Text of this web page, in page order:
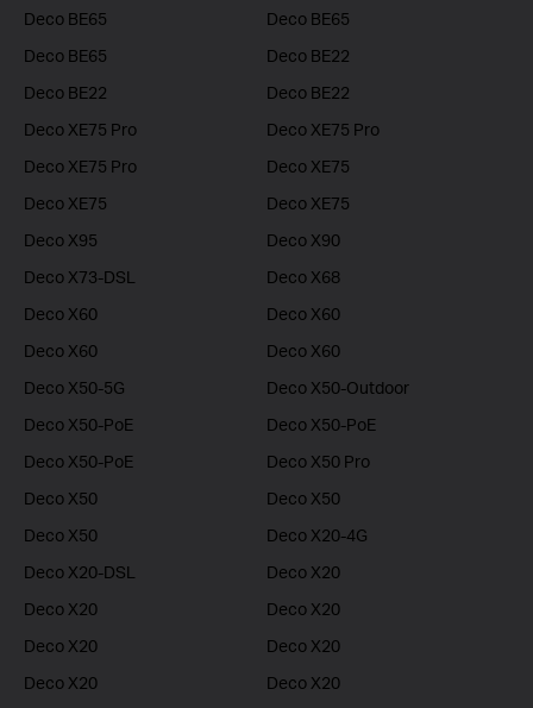
Deco BE65
Deco BE65
Deco BE65
Deco BE22
Deco BE22
Deco BE22
Deco XE75 Pro
Deco XE75 Pro
Deco XE75 Pro
Deco XE75
Deco XE75
Deco XE75
Deco X95
Deco X90
Deco X73-DSL
Deco X68
Deco X60
Deco X60
Deco X60
Deco X60
Deco X50-5G
Deco X50-Outdoor
Deco X50-PoE
Deco X50-PoE
Deco X50-PoE
Deco X50 Pro
Deco X50
Deco X50
Deco X50
Deco X20-4G
Deco X20-DSL
Deco X20
Deco X20
Deco X20
Deco X20
Deco X20
Deco X20
Deco X20